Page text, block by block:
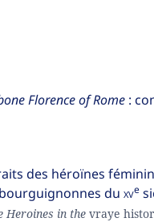
Florence of Rome :
des héroïnes
du xve
Heroines in the vraye